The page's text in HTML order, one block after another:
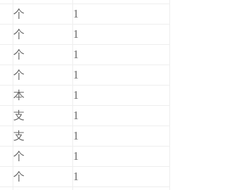
个
1
个
1
个
1
个
1
本
1
支
1
支
1
个
1
个
1